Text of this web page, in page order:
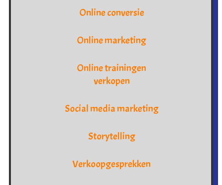
Online conversie
Online marketing
Online trainingen
verkopen
Social media marketing
Storytelling
Verkoopgesprekken